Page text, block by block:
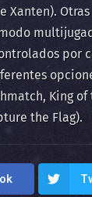
Xanten).
por
King
the Flag).